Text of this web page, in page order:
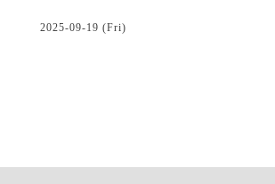
2025-09-19 (Fri)